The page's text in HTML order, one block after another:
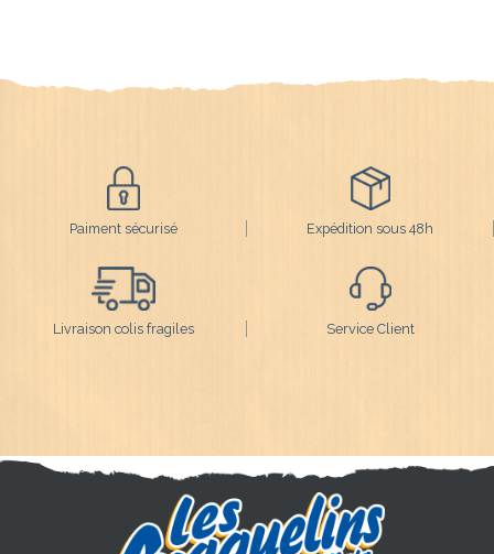
Paiment sécurisé Expédition sous 48h
Livraison colis fragiles Service Client